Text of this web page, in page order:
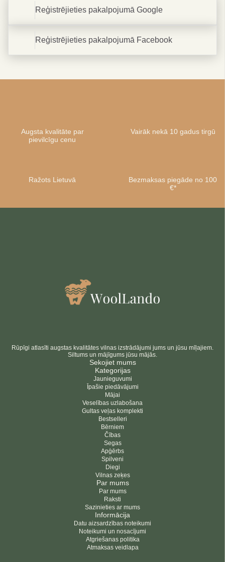
IETAUPIET 10%
privātuma politika
Reģistrējieties pakalpojumā Google
Reģistrējieties pakalpojumā Facebook
Augsta kvalitāte par
pievilcīgu cenu
Vairāk nekā 10 gadus tirgū
Ražots Lietuvā
Bezmaksas piegāde no 100
€*
Rūpīgi atlasīti augstas kvalitātes vilnas izstrādājumi jums un jūsu mīļajiem.
Siltums un mājīgums jūsu mājās.
Sekojiet mums
Kategorijas
Jaunieguvumi
Īpašie piedāvājumi
Mājai
Veselības uzlabošana
Gultas veļas komplekti
Bestselleri
Bērniem
Čības
Segas
Apģērbs
Spilveni
Diegi
Vilnas zeķes
Par mums
Par mums
Raksti
Sazinieties ar mums
Informācija
Datu aizsardzības noteikumi
Noteikumi un nosacījumi
Atgriešanas politika
Atmaksas veidlapa